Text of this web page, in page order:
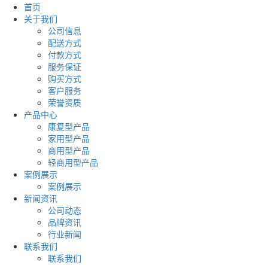
首页
关于我们
公司信息
配送方式
付款方式
服务保证
购买方式
客户服务
荣誉资质
产品中心
康复型产品
家用型产品
商用型产品
轻商用型产品
案例展示
案例展示
新闻资讯
公司动态
品牌资讯
行业新闻
联系我们
联系我们